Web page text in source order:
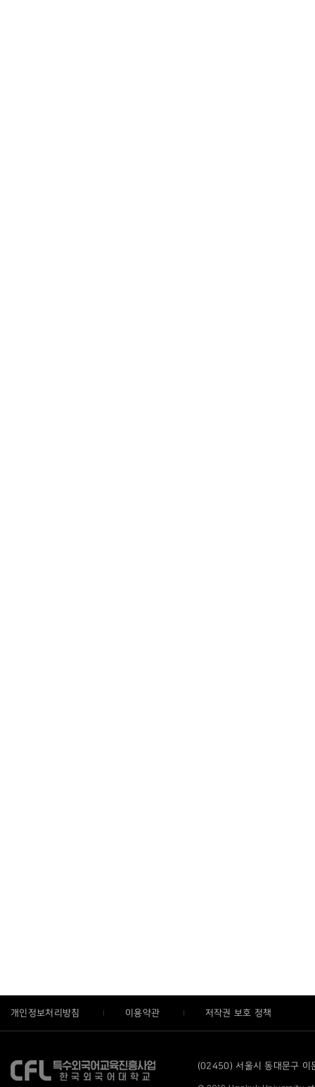
개인정보처리방침 이용약관 저작권 보호 정책
(02450) 서울시 동대문구